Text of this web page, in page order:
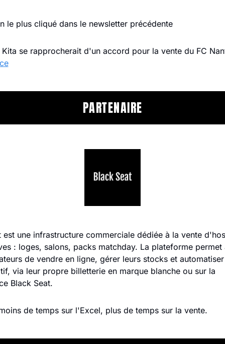
le plus cliqué dans le newsletter précédente
PARTENAIRE
est une infrastructure commerciale dédiée à la vente
: loges, salons, packs matchday. La plateforme permet
de vendre en ligne, gérer leurs stocks et
via leur propre billetterie en marque blanche ou sur la
Black Seat.
de temps sur l'Excel, plus de temps sur la vente.